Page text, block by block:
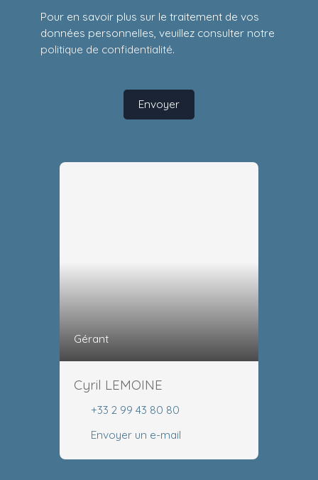
Pour en savoir plus sur le traitement de vos
données personnelles, veuillez consulter notre
politique de confidentialité.
Envoyer
Gérant
Cyril LEMOINE
+33 2 99 43 80 80
Envoyer un e-mail